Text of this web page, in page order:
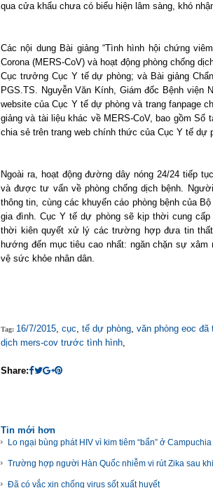
qua cửa khẩu chưa có biểu hiện lâm sàng, khó
Các nội dung Bài giảng “Tình hình hội chứng
Corona (MERS-CoV) và hoạt động phòng chống
Cục trưởng Cục Y tế dự phòng; và Bài giảng
PGS.TS. Nguyễn Văn Kính, Giám đốc Bệnh viện
website của Cục Y tế dự phòng và trang fanpage
giảng và tài liệu khác về MERS-CoV, bao gồm
chia sẻ trên trang web chính thức của Cục Y tế dự
Ngoài ra, hoạt động đường dây nóng 24/24 tiếp
và được tư vấn về phòng chống dịch bệnh.
thông tin, cùng các khuyến cáo phòng bệnh của
gia đình. Cục Y tế dự phòng sẽ kịp thời cung
thời kiên quyết xử lý các trường hợp đưa tin
hướng đến mục tiêu cao nhất: ngăn chặn sự xâm
vệ sức khỏe nhân dân.
Tag: 16/7/2015, cục, tế dự phòng, văn phòng eoc đã
dịch mers-cov trước tình hình,
Share:
Tin mới hơn
Lo ngại bùng phát HIV vì kim tiêm “bẩn” ở Campuchia
Trường hợp người Hàn Quốc nhiễm vi rút Zika sau
Đã có vắc xin chống virus sốt xuất huyết